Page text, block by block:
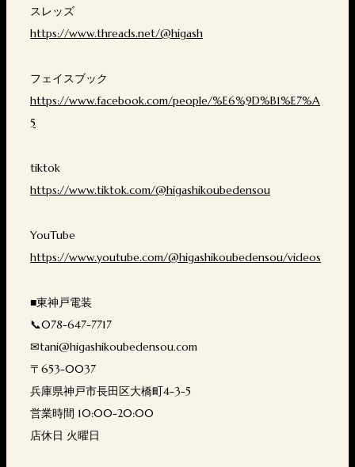
スレッズ
https://www.threads.net/@higash
フェイスブック
https://www.facebook.com/people/%E6%9D%B1%E7%A
5
tiktok
https://www.tiktok.com/@higashikoubedensou
YouTube
https://www.youtube.com/@higashikoubedensou/videos
■東神戸電装
📞078-647-7717
✉tani@higashikoubedensou.com
〒653-0037
兵庫県神戸市長田区大橋町4-3-5
営業時間 10:00-20:00
店休日 火曜日